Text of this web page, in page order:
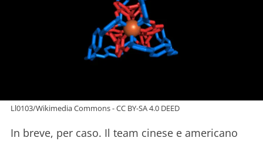
Ll0103/Wikimedia Commons - CC BY-SA 4.0 DEED
In breve, per caso. Il team cinese e americano